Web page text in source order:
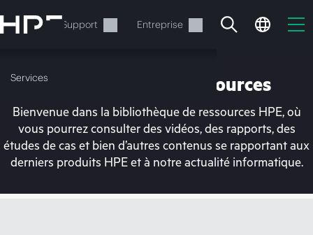
au
contenu
Services Support Entreprise
Services
Votre panier est
Bibliothèque de ressources
Bienvenue dans la bibliothèque de ressources HPE, où
vous pourrez consulter des vidéos, des rapports, des
études de cas et bien d’autres contenus se rapportant aux
derniers produits HPE et à notre actualité informatique.